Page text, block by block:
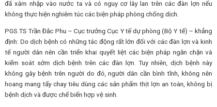
đã xâm nhập vào nước ta và có nguy cơ lây lan trên các đàn lợn nếu
không thực hiện nghiêm túc các biện pháp phòng chống dịch.
PGS.TS Trần Đắc Phu – Cục trưởng Cục Y tế dự phòng (Bộ Y tế) – khẳng
định: Do dịch bệnh có những tác động rất lớn đối với các đàn lợn và kinh
tế người dân nên cần triển khai quyết liệt các biện pháp ngăn chặn và
kiểm soát sớm dịch bệnh trên các đàn lợn. Tuy nhiên, dịch bệnh này
không gây bệnh trên người do đó, người dân cần bình tĩnh, không nên
hoang mang tẩy chay tiêu dùng các sản phẩm thịt lợn an toàn, không bị
bệnh dịch và được chế biến hợp vệ sinh.